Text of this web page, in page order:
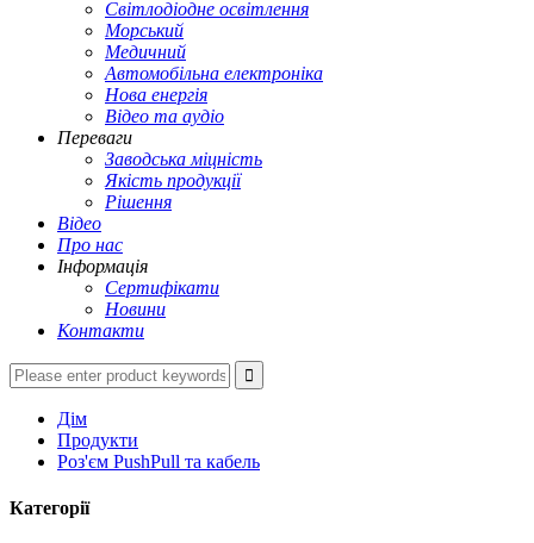
Світлодіодне освітлення
Морський
Медичний
Автомобільна електроніка
Нова енергія
Відео та аудіо
Переваги
Заводська міцність
Якість продукції
Рішення
Відео
Про нас
Інформація
Сертифікати
Новини
Контакти
Дім
Продукти
Роз'єм PushPull та кабель
Категорії